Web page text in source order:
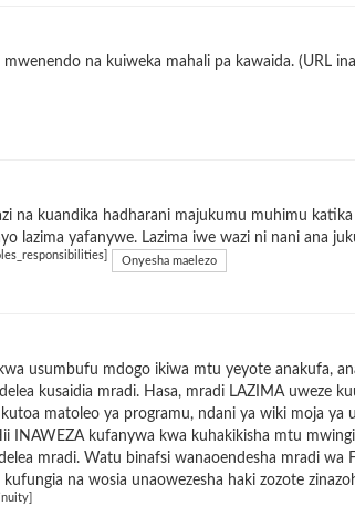
na kuiweka mahali pa kawaida. (URL
na kuandika hadharani majukumu muhimu
lazima yafanywe. Lazima iwe wazi ni nani ana
Onyesha maelezo
usumbufu mdogo ikiwa mtu yeyote anakufa,
kusaidia mradi. Hasa, mradi LAZIMA uweze
matoleo ya programu, ndani ya wiki moja ya
INAWEZA kufanywa kwa kuhakikisha mtu
mradi. Watu binafsi wanaoendesha mradi wa
na wosia unaowezesha haki zozote